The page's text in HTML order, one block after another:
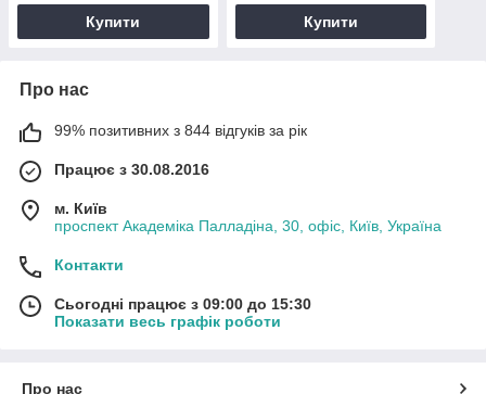
Купити Купити
Про нас
99% позитивних з 844 відгуків за рік
Працює з 30.08.2016
м. Київ
проспект Академіка Палладіна, 30, офіс, Київ, Україна
Контакти
Сьогодні працює з 09:00 до 15:30
Показати весь графік роботи
Про нас